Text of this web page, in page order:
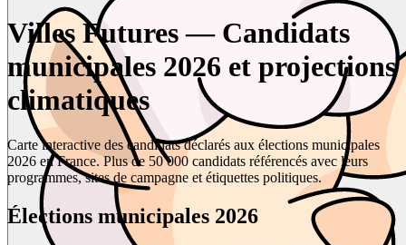
Villes Futures — Candidats
municipales 2026 et projections
climatiques
Carte interactive des candidats déclarés aux élections municipales
2026 en France. Plus de 50 000 candidats référencés avec leurs
programmes, sites de campagne et étiquettes politiques.
Élections municipales 2026